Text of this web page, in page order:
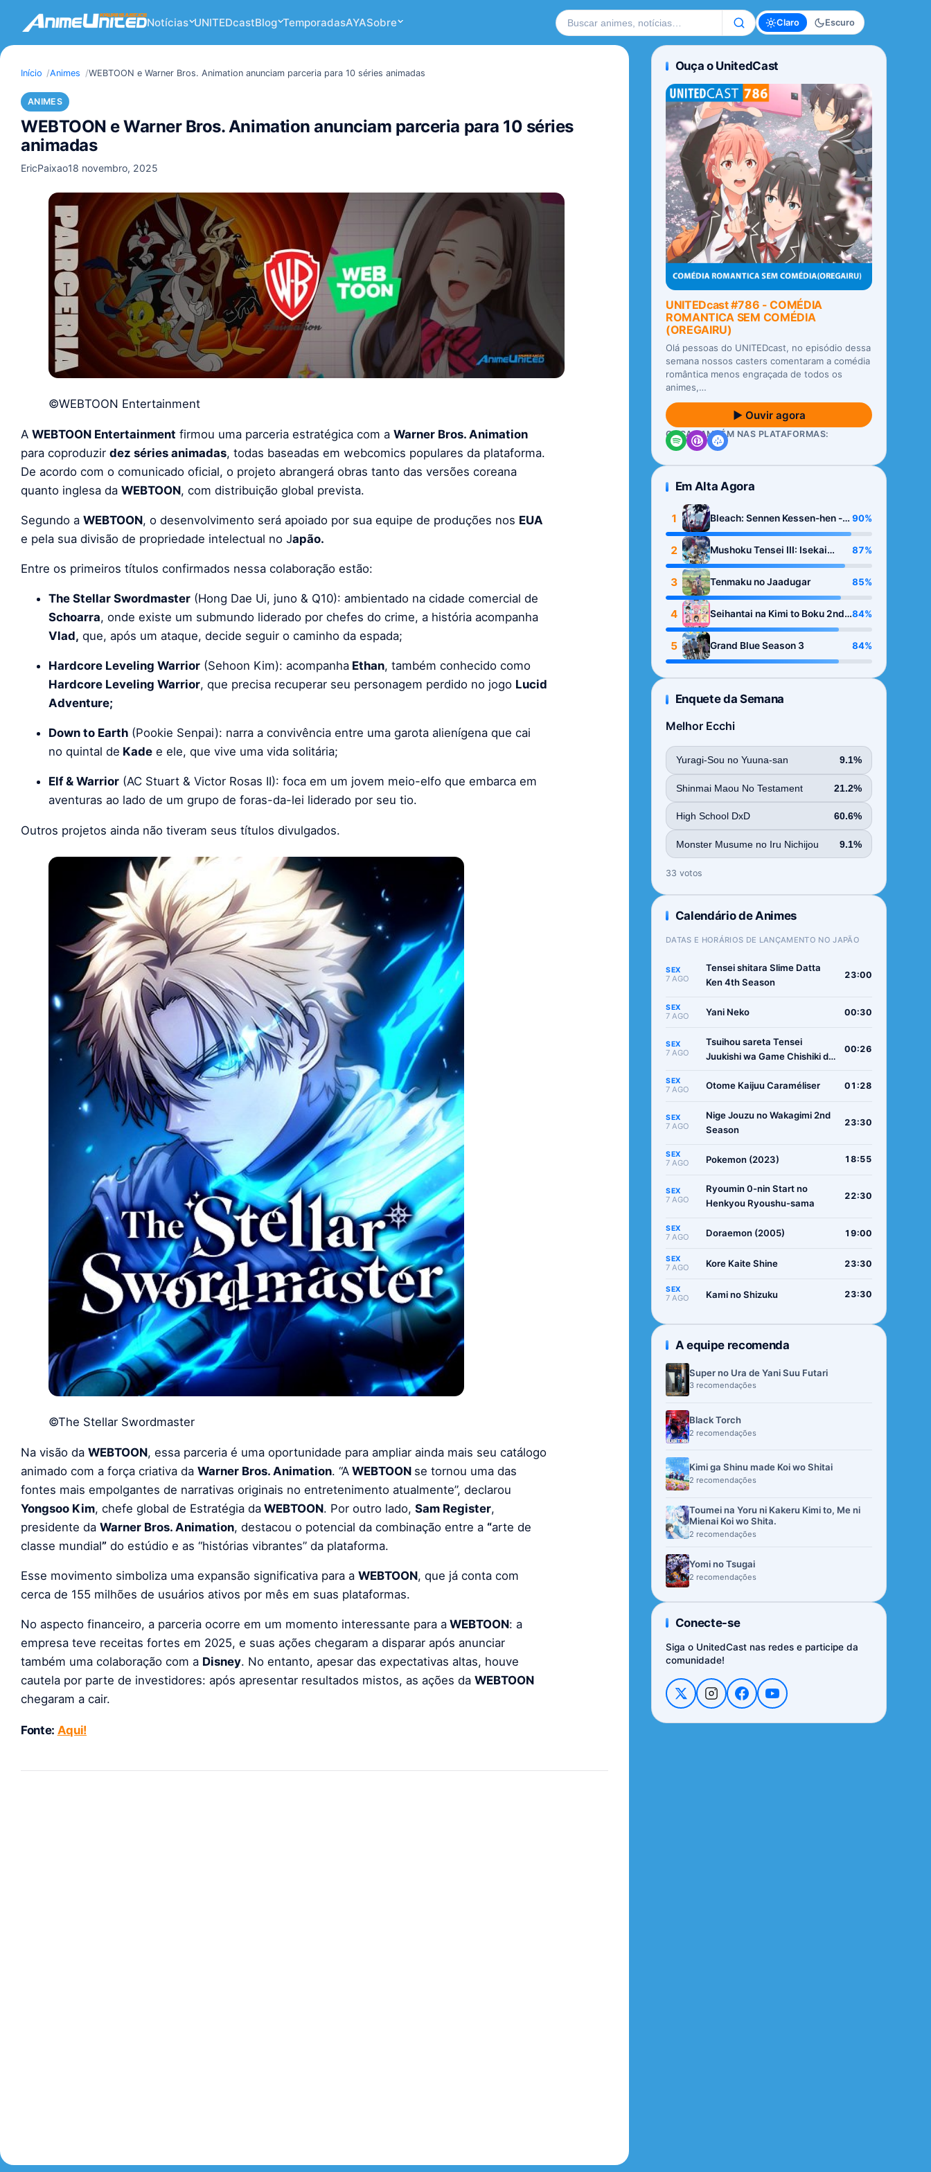
Notícias UNITEDcastBlog TemporadasAYASobre Buscar no site Claro Escuro
Início Animes WEBTOON e Warner Bros. Animation anunciam parceria para 10 séries animadas
ANIMES
WEBTOON e Warner Bros. Animation anunciam parceria para 10 séries
animadas
EricPaixao18 novembro, 2025
©WEBTOON Entertainment
A WEBTOON Entertainment firmou uma parceria estratégica com a Warner Bros. Animation
para coproduzir dez séries animadas, todas baseadas em webcomics populares da plataforma.
De acordo com o comunicado oficial, o projeto abrangerá obras tanto das versões coreana
quanto inglesa da WEBTOON, com distribuição global prevista.
Segundo a WEBTOON, o desenvolvimento será apoiado por sua equipe de produções nos EUA
e pela sua divisão de propriedade intelectual no Japão.
Entre os primeiros títulos confirmados nessa colaboração estão:
The Stellar Swordmaster (Hong Dae Ui, juno & Q10): ambientado na cidade comercial de
Schoarra, onde existe um submundo liderado por chefes do crime, a história acompanha
Vlad, que, após um ataque, decide seguir o caminho da espada;
Hardcore Leveling Warrior (Sehoon Kim): acompanha Ethan, também conhecido como
Hardcore Leveling Warrior, que precisa recuperar seu personagem perdido no jogo Lucid
Adventure;
Down to Earth (Pookie Senpai): narra a convivência entre uma garota alienígena que cai
no quintal de Kade e ele, que vive uma vida solitária;
Elf & Warrior (AC Stuart & Victor Rosas II): foca em um jovem meio-elfo que embarca em
aventuras ao lado de um grupo de foras-da-lei liderado por seu tio.
Outros projetos ainda não tiveram seus títulos divulgados.
©The Stellar Swordmaster
Na visão da WEBTOON, essa parceria é uma oportunidade para ampliar ainda mais seu catálogo
animado com a força criativa da Warner Bros. Animation. “A WEBTOON se tornou uma das
fontes mais empolgantes de narrativas originais no entretenimento atualmente”, declarou
Yongsoo Kim, chefe global de Estratégia da WEBTOON. Por outro lado, Sam Register,
presidente da Warner Bros. Animation, destacou o potencial da combinação entre a “arte de
classe mundial” do estúdio e as “histórias vibrantes” da plataforma.
Esse movimento simboliza uma expansão significativa para a WEBTOON, que já conta com
cerca de 155 milhões de usuários ativos por mês em suas plataformas.
No aspecto financeiro, a parceria ocorre em um momento interessante para a WEBTOON: a
empresa teve receitas fortes em 2025, e suas ações chegaram a disparar após anunciar
também uma colaboração com a Disney. No entanto, apesar das expectativas altas, houve
cautela por parte de investidores: após apresentar resultados mistos, as ações da WEBTOON
chegaram a cair.
Fonte: Aqui!
Ouça o UnitedCast
UNITEDcast #786 - COMÉDIA
ROMANTICA SEM COMÉDIA
(OREGAIRU)
Olá pessoas do UNITEDcast, no episódio dessa
semana nossos casters comentaram a comédia
romântica menos engraçada de todos os
animes,…
▶ Ouvir agora
OUÇA TAMBÉM NAS PLATAFORMAS:
Em Alta Agora
1
Bleach: Sennen Kessen-hen -
Kashin-tan
90%
2
Mushoku Tensei III: Isekai
Ittara Honki Dasu
87%
3 Tenmaku no Jaadugar 85%
4
Seihantai na Kimi to Boku 2nd
Season
84%
5 Grand Blue Season 3 84%
Enquete da Semana
Melhor Ecchi
Yuragi-Sou no Yuuna-san 9.1%
Shinmai Maou No Testament 21.2%
High School DxD 60.6%
Monster Musume no Iru Nichijou 9.1%
33 votos
Calendário de Animes
DATAS E HORÁRIOS DE LANÇAMENTO NO JAPÃO
SEX
7 AGO
Tensei shitara Slime Datta
Ken 4th Season
23:00
SEX
7 AGO Yani Neko 00:30
SEX
7 AGO
Tsuihou sareta Tensei
Juukishi wa Game Chishiki de
00:26
SEX
7 AGO Otome Kaijuu Caraméliser 01:28
SEX
7 AGO
Nige Jouzu no Wakagimi 2nd
Season
23:30
SEX
7 AGO Pokemon (2023) 18:55
SEX
7 AGO
Ryoumin 0-nin Start no
Henkyou Ryoushu-sama
22:30
SEX
7 AGO Doraemon (2005) 19:00
SEX
7 AGO Kore Kaite Shine 23:30
SEX
7 AGO Kami no Shizuku 23:30
A equipe recomenda
Super no Ura de Yani Suu Futari
3 recomendações
Black Torch
2 recomendações
Kimi ga Shinu made Koi wo Shitai
2 recomendações
Toumei na Yoru ni Kakeru Kimi to, Me ni
Mienai Koi wo Shita.
2 recomendações
Yomi no Tsugai
2 recomendações
Conecte-se
Siga o UnitedCast nas redes e participe da
comunidade!